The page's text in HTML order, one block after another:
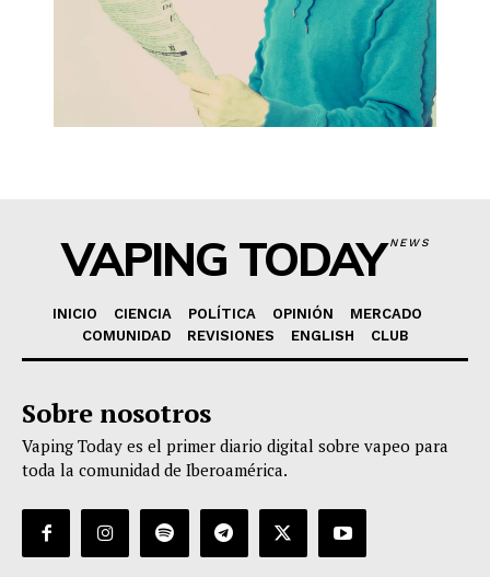
VAPING TODAYNEWS
INICIO CIENCIA POLÍTICA OPINIÓN
MERCADO
COMUNIDAD
REVISIONES ENGLISH CLUB
Sobre nosotros
Vaping Today es el primer diario digital sobre vapeo para
toda la comunidad de Iberoamérica.